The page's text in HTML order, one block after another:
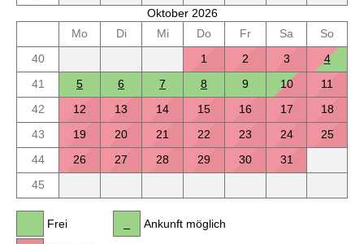
Oktober 2026
Mo
Di Mi Do Fr Sa
So
40
1 2 3
4
41
5 6 7 8 9 10
11
42
12 13 14 15 16 17
18
43
19 20 21 22 23 24
25
44
26 27 28 29 30
31
45
Frei Ankunft möglich